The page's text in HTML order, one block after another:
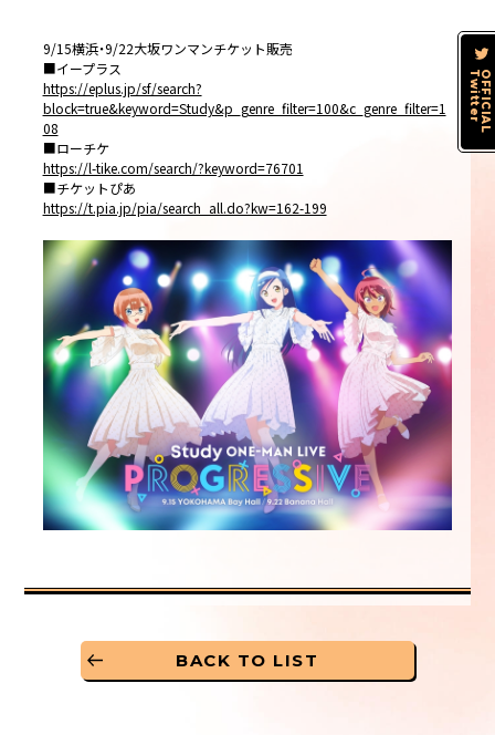
9/15横浜・9/22大坂ワンマンチケット販売
■イープラス
https://eplus.jp/sf/search?
block=true&keyword=Study&p_genre_filter=100&c_genre_filter=1
08
■ローチケ
https://l-tike.com/search/?keyword=76701
■チケットぴあ
https://t.pia.jp/pia/search_all.do?kw=162-199
BACK TO LIST
OFFICIAL
Twitter